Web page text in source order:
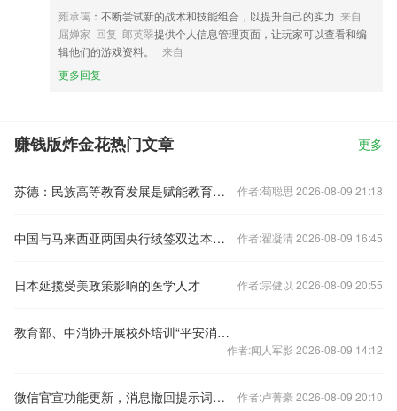
雍承霭 ：不断尝试新的战术和技能组合，以提升自己的实力 来自
屈婵家 回复 郎英翠提供个人信息管理页面，让玩家可以查看和编
辑他们的游戏资料。
来自
更多回复
赚钱版炸金花热门文章 更多
苏德：民族高等教育发展是赋能教育强国建设的关键 作者:荀聪思 2026-08-09 21:18
中国与马来西亚两国央行续签双边本币互换协议 作者:翟凝清 2026-08-09 16:45
日本延揽受美政策影响的医学人才 作者:宗健以 2026-08-09 20:55
教育部、中消协开展校外培训“平安消费”专项行动
作者:闻人军影 2026-08-09 14:12
微信官宣功能更新，消息撤回提示词也可删除 作者:卢菁豪 2026-08-09 20:10